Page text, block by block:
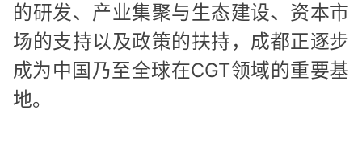
的研发、产业集聚与生态建设、资本市
场的支持以及政策的扶持，成都正逐步
成为中国乃至全球在CGT领域的重要基
地。